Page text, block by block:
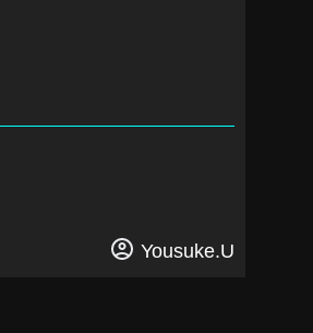
Yousuke.U